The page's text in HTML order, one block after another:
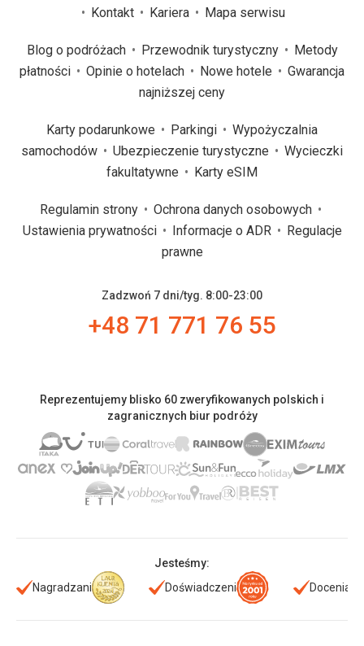
Kontakt
Kariera Mapa serwisu
Blog o podróżach Przewodnik turystyczny
Metody
płatności
Opinie o hotelach Nowe hotele
Gwarancja
najniższej ceny
Karty podarunkowe Parkingi
Wypożyczalnia
samochodów
Ubezpieczenie turystyczne
Wycieczki
fakultatywne
Karty eSIM
Regulamin strony
Ochrona danych osobowych
Ustawienia prywatności
Informacje o ADR
Regulacje
prawne
Zadzwoń 7 dni/tyg. 8:00-23:00
+48 71 771 76 55
Reprezentujemy blisko 60 zweryfikowanych polskich i
zagranicznych biur podróży
Jesteśmy:
Nagradzani
Doświadczeni Doceniani